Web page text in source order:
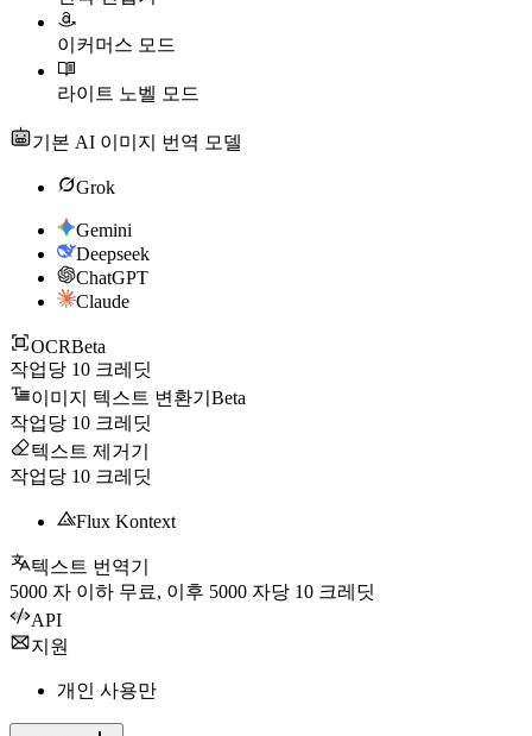
이커머스 모드
라이트 노벨 모드
기본 AI 이미지 번역 모델
Grok
Gemini
Deepseek
ChatGPT
Claude
OCRBeta
작업당 10 크레딧
이미지 텍스트 변환기 Beta
작업당 10 크레딧
텍스트 제거기
작업당 10 크레딧
Flux Kontext
텍스트 번역기
5000 자 이하 무료, 이후 5000 자당 10 크레딧
API
지원
개인 사용만